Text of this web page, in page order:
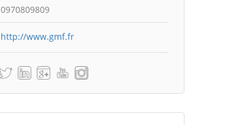
0970809809
http://www.gmf.fr